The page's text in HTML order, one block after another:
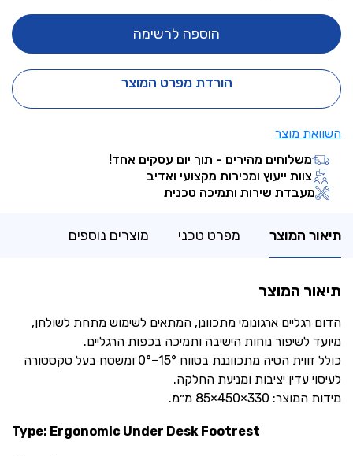
הוספה לרשימה
הורדת מפרט המוצר
השוואת מוצר
משלוחים מהירים - תוך יום עסקים אחד!
צוות ייעוץ ומכירות מקצועי ואדיב
מעבדת שירות ותמיכה טכנית
תיאור המוצר מפרט טכני מוצרים נוספים
תיאור המוצר
הדום רגליים ארגונומי מתכוונן, המתאים לשימוש מתחת לשולחן,
מיועד לשיפור נוחות הישיבה ותמיכה בכפות הרגליים.
כולל זווית הטיה מתכווננת בטווח ‎0°–15° ומשטח בעל טקסטורה
לעיסוי עדין יציבות ומניעת החלקה.
מידות המוצר: ‎85×450×330 מ״מ.
Type: Ergonomic Under Desk Footrest